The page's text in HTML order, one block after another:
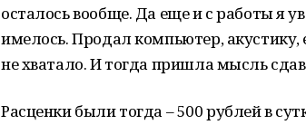
осталось вообще. Да еще и с работы я
имелось. Продал компьютер, акустику,
не хватало. И тогда пришла мысль
Расценки были тогда – 500 рублей в